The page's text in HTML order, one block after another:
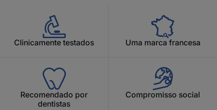
Vantagem
Escovilhões adequados para todos e fáceis de usar,
Benefícios
• ESSENCIAL: para uma limpeza precisa, delicada e
Clinicamente testados Uma marca francesa
Recomendado por
dentistas
Compromisso social